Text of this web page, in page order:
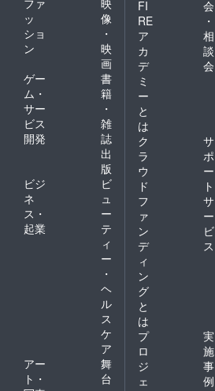
ッ
ショ
ン
像
・
映
画
ゲー
ム・
サー
ビス
開発
書
籍
・
雑
誌
出
版
ビジ
ネ
ス・
起業
ビ
ュ
ー
テ
ィ
ー
・
ヘ
ル
ス
ケ
ア
アー
ト・
舞
台
FI
RE
ア
カ
デ
ミ
ー
と
は
会
・
相
談
会
ク
ラ
ウ
ド
フ
ァ
ン
デ
ィ
ン
グ
と
は
サ
ポ
ー
ト
サ
ー
ビ
ス
プ
ロ
ジ
ェ
実
施
事
例